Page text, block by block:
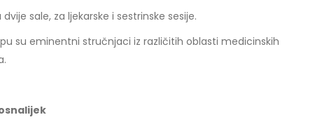
sale, za ljekarske i sestrinske sesije.
su eminentni stručnjaci iz različitih oblasti medicinskih